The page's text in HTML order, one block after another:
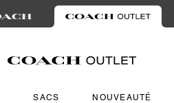
SACS NOUVEAUTÉ